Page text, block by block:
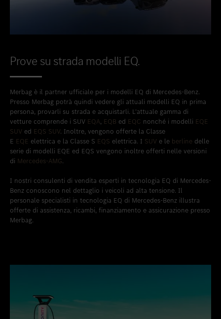
Prove su strada modelli EQ.
Merbag è il partner ufficiale per i modelli EQ di Mercedes-Benz.
Presso Merbag potrà quindi vedere gli attuali modelli EQ in prima
persona, provarli su strada e acquistarli. L’attuale gamma di
vetture comprende i SUV EQA, EQB ed EQC nonché i modelli EQE
SUV ed EQS SUV. Inoltre, vengono offerte la Classe
E EQE elettrica e la Classe S EQS elettrica. I SUV e le berline delle
serie di modelli EQE ed EQS vengono inoltre offerti nelle versioni
di Mercedes-AMG.
I nostri consulenti di vendita esperti in tecnologia EQ di Mercedes-
Benz conoscono nel dettaglio i veicoli ad alta tensione. Il
personale specialisti in tecnologia EQ di Mercedes-Benz illustra
offerte di assistenza, ricambi, finanziamento e assicurazione presso
Merbag.